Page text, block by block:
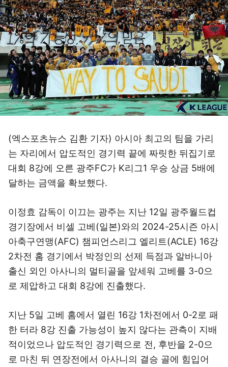
(엑스포츠뉴스 김환 기자) 아시아 최고의 팀을 가리
는 자리에서 압도적인 경기력 끝에 짜릿한 뒤집기로
대회 8강에 오른 광주FC가 K리그1 우승 상금 5배에
달하는 금액을 확보했다.
이정효 감독이 이끄는 광주는 지난 12일 광주월드컵
경기장에서 비셀 고베(일본)와의 2024-25시즌 아시
아축구연맹(AFC) 챔피언스리그 엘리트(ACLE) 16강
2차전 홈 경기에서 박정인의 선제 득점과 알바니아
출신 외인 아사니의 멀티골을 앞세워 고베를 3-0으
로 제압하고 대회 8강에 진출했다.
지난 5일 고베 홈에서 열린 16강 1차전에서 0-2로 패
한 터라 8강 진출 가능성이 높지 않다는 관측이 지배
적이었으나 압도적인 경기력으로 전, 후반을 2-0으
로 마친 뒤 연장전에서 아사니의 결승 골에 힘입어